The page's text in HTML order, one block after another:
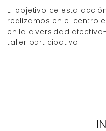
El objetivo de esta
realizamos en el centro
en la diversidad
taller participativo.